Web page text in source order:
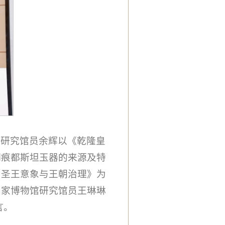
究馆员余辉以《乾隆皇
都斯坦玉器的来源及特
王意象与王朝治理》为
博物馆研究馆员王琳琳